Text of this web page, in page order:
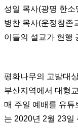
성일 목사(광명 한
병찬 목사(운정참존
이들의 설교가 현행
평화나무의 고발대
부산지역에서 대형
매 주일 예배를 유
는 2020년 2월 23일